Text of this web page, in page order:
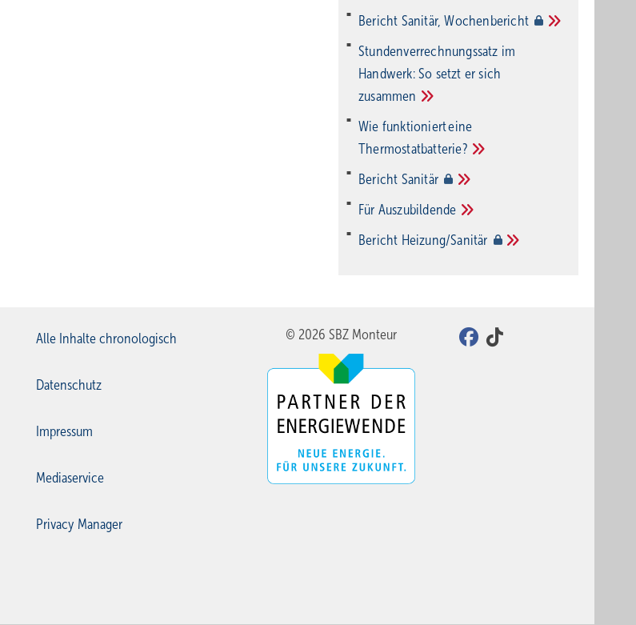
Bericht Sanitär,Wochenbericht
Stundenverrechnungssatz im
Handwerk: So setzt er sich
zusammen
Wie funktioniert eine
Thermostatbatterie?
Bericht Sanitär
Für Auszubildende
Bericht Heizung/Sanitär
Alle Inhalte chronologisch
Datenschutz
Impressum
Mediaservice
Privacy Manager
© 2026 SBZ Monteur